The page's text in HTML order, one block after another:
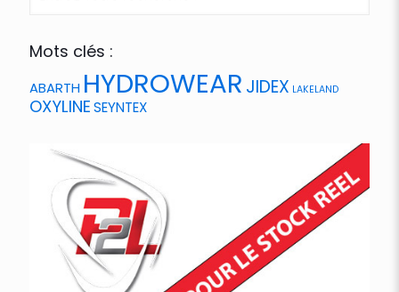
Mots clés :
ABARTH HYDROWEAR JIDEX LAKELAND
OXYLINESEYNTEX